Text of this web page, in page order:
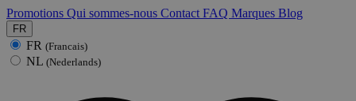
Promotions Qui sommes-nous Contact FAQ Marques Blog
FR
FR (Francais)
NL (Nederlands)